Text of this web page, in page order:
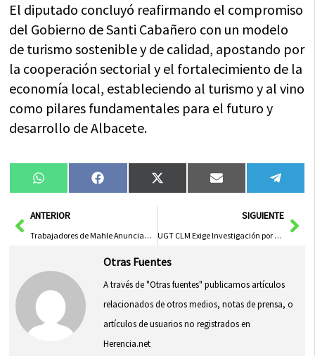
El diputado concluyó reafirmando el compromiso
del Gobierno de Santi Cabañero con un modelo
de turismo sostenible y de calidad, apostando por
la cooperación sectorial y el fortalecimiento de la
economía local, estableciendo al turismo y al vino
como pilares fundamentales para el futuro y
desarrollo de Albacete.
Compartir
en
WhatsAppCompartir
en
FacebookCompartir
en
X
(Twitter)
Compartir
en
Email
en
AntANTERIOR
Trabajadores de Mahle Anuncian Huelga para Finales de Octubre
SIGUIENTE
UGT CLM Exige Investigación por Accidente Laboral en Illescas
Otras Fuentes
A través de "Otras fuentes" publicamos artículos
relacionados de otros medios, notas de prensa, o
artículos de usuarios no registrados en
Herencia.net